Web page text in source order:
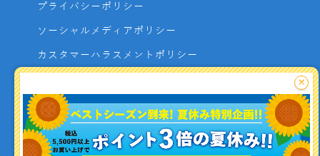
プライバシーポリシー
ソーシャルメディアポリシー
カスタマーハラスメントポリシー
よくあるご質問
お問い合わせ
利用者資金の保全方法
×